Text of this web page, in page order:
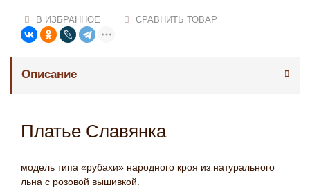
В ИЗБРАННОЕ СРАВНИТЬ ТОВАР
Описание
Платье Славянка
модель типа «рубахи» народного кроя из натурального
льна с розовой вышивкой.